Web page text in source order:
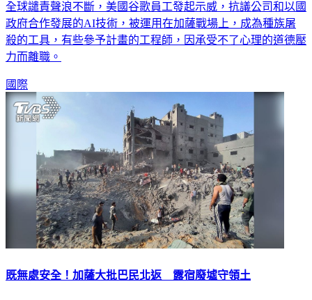
全球譴責聲浪不斷，美國谷歌員工發起示威，抗議公司和以國
政府合作發展的AI技術，被運用在加薩戰場上，成為種族屠
殺的工具，有些參予計畫的工程師，因承受不了心理的道德壓
力而離職。
國際
既無處安全！加薩大批巴民北返 露宿廢墟守領土